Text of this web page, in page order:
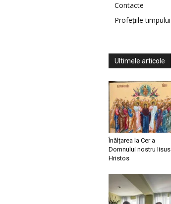
Contacte
Profețiile timpului
Ultimele articole
Înălțarea la Cer a
Domnului nostru Iisus
Hristos